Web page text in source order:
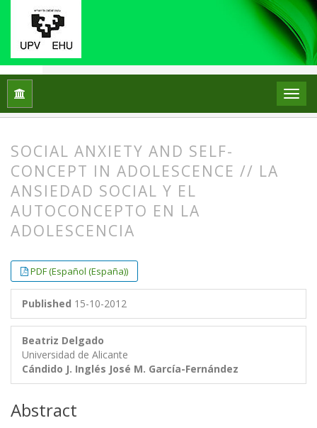
Home
SOCIAL ANXIETY AND SELF-
CONCEPT IN ADOLESCENCE // LA
ANSIEDAD SOCIAL Y EL
AUTOCONCEPTO EN LA
ADOLESCENCIA
PDF (Español (España))
Published 15-10-2012
Beatriz Delgado
Universidad de Alicante
Cándido J. Inglés José M. García-Fernández
Abstract